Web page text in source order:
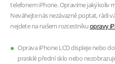
telefonem iPhone. Opravíme jakýkoliv
Neváhejte nás nezávazně poptat, rádi
nejdete na našem rozcestníkuopravy
Oprava iPhone LCD displeje nebo
prasklé přední sklo nebo